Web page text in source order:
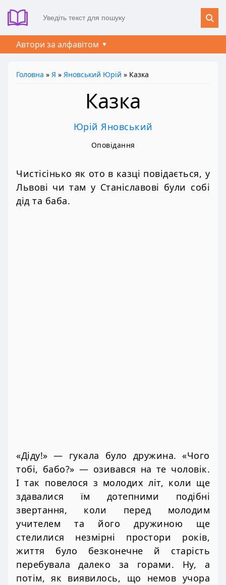
Автори за алфавітом
Головна » Я » Яновський Юрій » Казка
Казка
Юрій Яновський
Оповідання
Чистісінько як ото в казці повідається, у
Львові чи там у Станіславові були собі
дід та баба.
«Діду!» — гукала було дружина. «Чого
тобі, бабо?» — озивався на те чоловік.
І так повелося з молодих літ, коли ще
здавалися їм дотепними подібні
звертання, коли перед молодим
учителем та його дружиною ще
стелилися незмірні простори років,
життя було безконечне й старість
перебувала далеко за горами. Ну, а
потім, як виявилось, що немов учора